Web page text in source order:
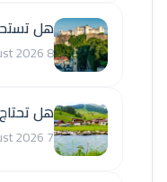
هل
8 August 2026
هل
7 August 2026